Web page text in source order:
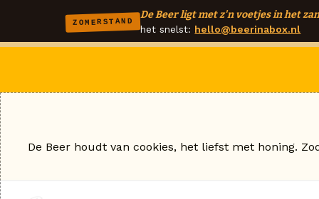
ZOMERSTAND
De Beer ligt met z'n voetjes in het
het snelst: hello@beerinabox.nl
De Beer houdt van cookies, het liefst met honing.